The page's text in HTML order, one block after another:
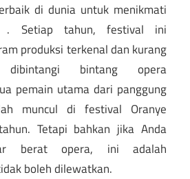
di dunia untuk menikmati
Setiap tahun, festival ini
produksi terkenal dan kurang
bintang opera
pemain utama dari panggung
muncul di festival Oranye
Tetapi bahkan jika Anda
berat opera, ini adalah
boleh dilewatkan.